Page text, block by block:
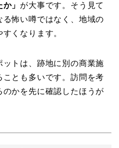
」 が大事です。そう見て
怖い噂ではなく、地域の
くなります。
トは、跡地に別の商業施
とも多いです。訪問を考
のかを先に確認したほうが